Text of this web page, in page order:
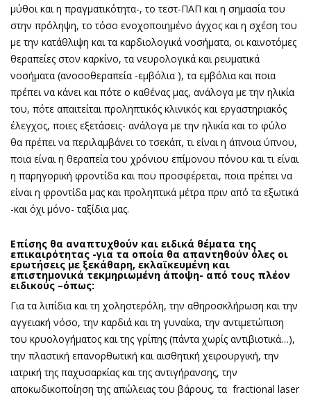
μύθοι και η πραγματικότητα-, το τεστ-ΠΑΠ και η σημασία του
στην πρόληψη, το τόσο ενοχοποιημένο άγχος και η σχέση του
με την κατάθλιψη και τα καρδιολογικά νοσήματα, οι καινοτόμες
θεραπείες στον καρκίνο, τα νευρολογικά και ρευματικά
νοσήματα (ανοσοθεραπεία -εμβόλια ), τα εμβόλια και ποια
πρέπει να κάνει και πότε ο καθένας μας, ανάλογα με την ηλικία
του, πότε απαιτείται προληπτικός κλινικός και εργαστηριακός
έλεγχος, ποιες εξετάσεις- ανάλογα με την ηλικία και το φύλο
θα πρέπει να περιλαμβάνει το τσεκάπ, τι είναι η άπνοια ύπνου,
ποια είναι η θεραπεία του χρόνιου επίμονου πόνου και τι είναι
η παρηγορική φροντίδα και που προσφέρεται, ποια πρέπει να
είναι η φροντίδα μας και προληπτικά μέτρα πριν από τα εξωτικά
-και όχι μόνο- ταξίδια μας.
Επίσης θα αναπτυχθούν και ειδικά θέματα της
επικαιρότητας -για τα οποία θα απαντηθούν όλες οι
ερωτήσεις με ξεκάθαρη, εκλαϊκευμένη και
επιστημονικά τεκμηριωμένη άποψη- από τους πλέον
ειδικούς –όπως:
Για τα λιπίδια και τη χοληστερόλη, την αθηροσκλήρωση και την
αγγειακή νόσο, την καρδιά και τη γυναίκα, την αντιμετώπιση
του κρυολογήματος και της γρίπης (πάντα χωρίς αντιβιοτικά…),
την πλαστική επανορθωτική και αισθητική χειρουργική, την
ιατρική της παχυσαρκίας και της αντιγήρανσης, την
αποκωδικοποίηση της απώλειας του βάρους, τα fractional laser